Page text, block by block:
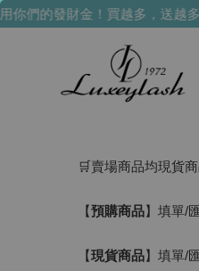
們的發財金！買越多，送越多！
🛒賣場商品均現貨
【預購商品】填單/
【現貨商品】填單/